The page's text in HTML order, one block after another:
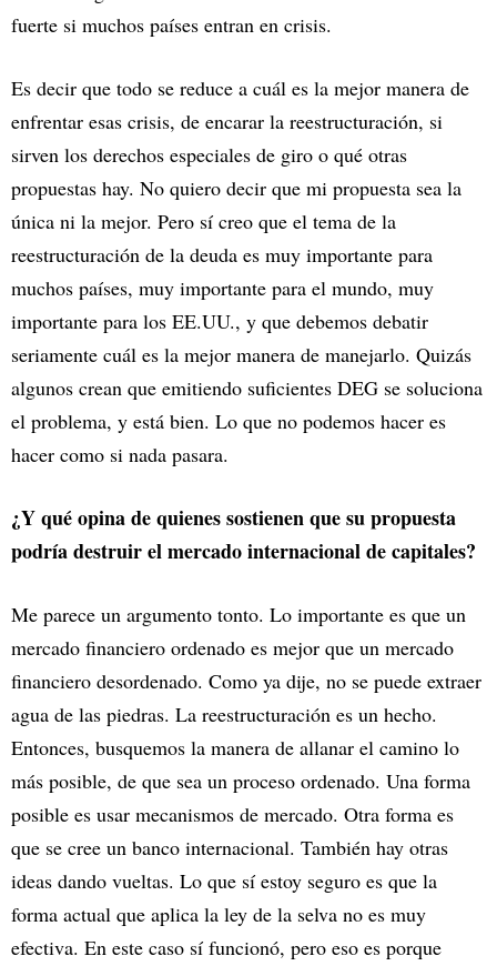
fuerte si muchos países entran en crisis.
Es decir que todo se reduce a cuál es la mejor manera de
enfrentar esas crisis, de encarar la reestructuración, si
sirven los derechos especiales de giro o qué otras
propuestas hay. No quiero decir que mi propuesta sea la
única ni la mejor. Pero sí creo que el tema de la
reestructuración de la deuda es muy importante para
muchos países, muy importante para el mundo, muy
importante para los EE.UU., y que debemos debatir
seriamente cuál es la mejor manera de manejarlo. Quizás
algunos crean que emitiendo suficientes DEG se soluciona
el problema, y está bien. Lo que no podemos hacer es
hacer como si nada pasara.
¿Y qué opina de quienes sostienen que su propuesta
podría destruir el mercado internacional de capitales?
Me parece un argumento tonto. Lo importante es que un
mercado financiero ordenado es mejor que un mercado
financiero desordenado. Como ya dije, no se puede extraer
agua de las piedras. La reestructuración es un hecho.
Entonces, busquemos la manera de allanar el camino lo
más posible, de que sea un proceso ordenado. Una forma
posible es usar mecanismos de mercado. Otra forma es
que se cree un banco internacional. También hay otras
ideas dando vueltas. Lo que sí estoy seguro es que la
forma actual que aplica la ley de la selva no es muy
efectiva. En este caso sí funcionó, pero eso es porque